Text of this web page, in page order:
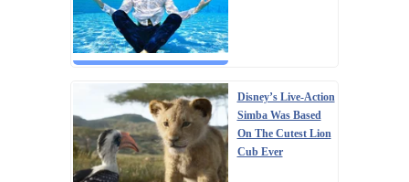
Disney’s Live-Action
Simba Was Based
On The Cutest Lion
Cub Ever